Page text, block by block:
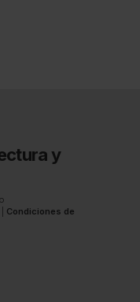
y
Condiciones de